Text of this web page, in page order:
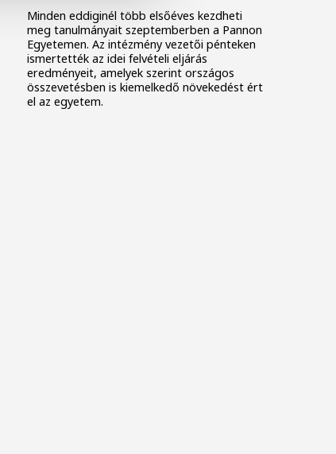
Minden eddiginél több elsőéves kezdheti
meg tanulmányait szeptemberben a Pannon
Egyetemen. Az intézmény vezetői pénteken
ismertették az idei felvételi eljárás
eredményeit, amelyek szerint országos
összevetésben is kiemelkedő növekedést ért
el az egyetem.